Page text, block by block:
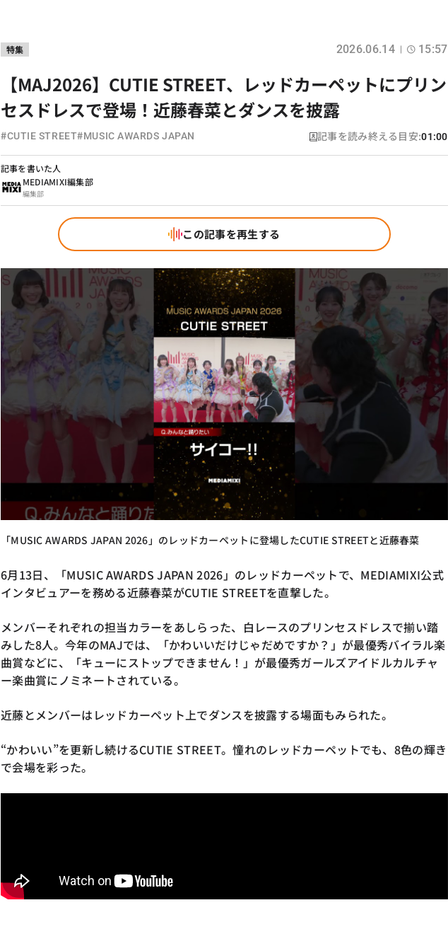
特集 2026.06.14 15:57
【MAJ2026】CUTIE STREET、レッドカーペットにプリン
セスドレスで登場！近藤春菜とダンスを披露
#CUTIE STREET#MUSIC AWARDS JAPAN 記事を読み終える目安:01:00
記事を書いた人
MEDIAMIXI編集部
編集部
この記事を再生する
「MUSIC AWARDS JAPAN 2026」のレッドカーペットに登場したCUTIE STREETと近藤春菜
6月13日、「MUSIC AWARDS JAPAN 2026」のレッドカーペットで、MEDIAMIXI公式
インタビュアーを務める近藤春菜がCUTIE STREETを直撃した。
メンバーそれぞれの担当カラーをあしらった、白レースのプリンセスドレスで揃い踏
みした8人。今年のMAJでは、「かわいいだけじゃだめですか？」が最優秀バイラル楽
曲賞などに、「キューにストップできません！」が最優秀ガールズアイドルカルチャ
ー楽曲賞にノミネートされている。
近藤とメンバーはレッドカーペット上でダンスを披露する場面もみられた。
“かわいい”を更新し続けるCUTIE STREET。憧れのレッドカーペットでも、8色の輝き
で会場を彩った。